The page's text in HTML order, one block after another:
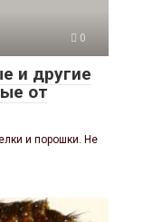
0
и другие
от
и порошки. Не